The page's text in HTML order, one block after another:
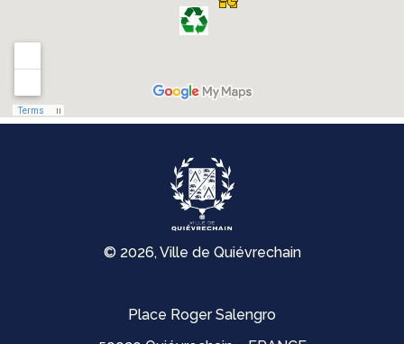
© 2026, Ville de Quiévrechain
Place Roger Salengro